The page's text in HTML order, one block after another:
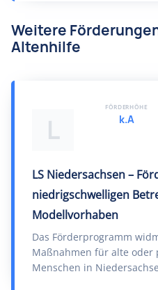
Weitere
Altenhilfe
L
LS Niedersachsen –
niedrigschwelligen
Modellvorhaben
Das Förderprogramm
Maßnahmen für alte oder
Menschen in
FÖRDERHÖHE
k.A